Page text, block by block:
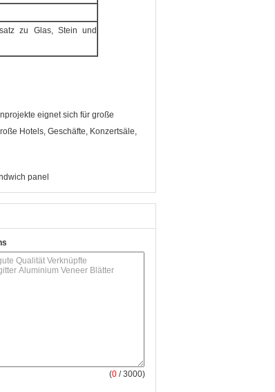
zu Glas, Stein und
eignet sich für große
Hotels, Geschäfte, Konzertsäle,
panel
(0 / 3000)